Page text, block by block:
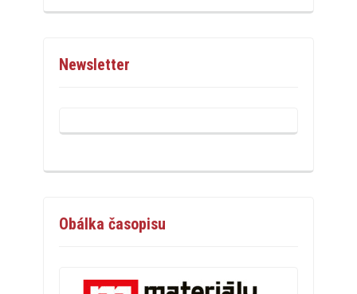
Newsletter
Obálka časopisu